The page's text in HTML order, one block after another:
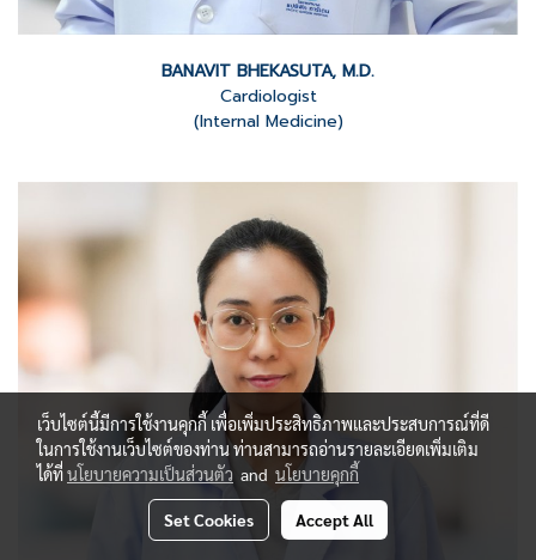
BANAVIT BHEKASUTA, M.D.
Cardiologist
(Internal Medicine)
เว็บไซต์นี้มีการใช้งานคุกกี้ เพื่อเพิ่มประสิทธิภาพและประสบการณ์ที่ดี
ในการใช้งานเว็บไซต์ของท่าน ท่านสามารถอ่านรายละเอียดเพิ่มเติม
ได้ที่นโยบายความเป็นส่วนตัว and นโยบายคุกกี้
Set Cookies Accept All